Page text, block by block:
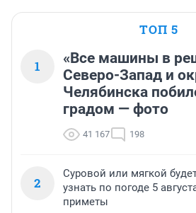
ТОП 5
1
«Все машины в
Северо-Запад и
Челябинска
градом — фото
41 167 198
2
Суровой или мягкой
узнать по погоде 5
приметы